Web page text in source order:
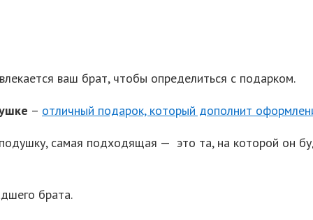
ваш брат, чтобы определиться с подарком.
– отличный подарок, который дополнит
самая подходящая — это та, на которой он
брата.